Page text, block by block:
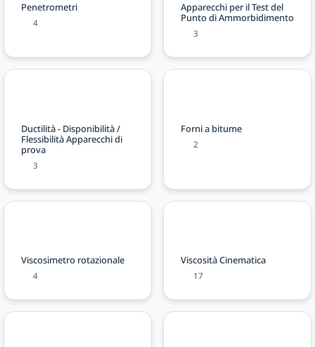
Penetrometri
4
Apparecchi per il Test del
Punto di Ammorbidimento
3
Ductilità - Disponibilità /
Flessibilità Apparecchi di
prova
3
Forni a bitume
2
Viscosimetro rotazionale
4
Viscosità Cinematica
17